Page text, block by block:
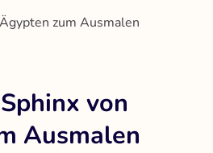
zum Ausmalen
von
Ausmalen